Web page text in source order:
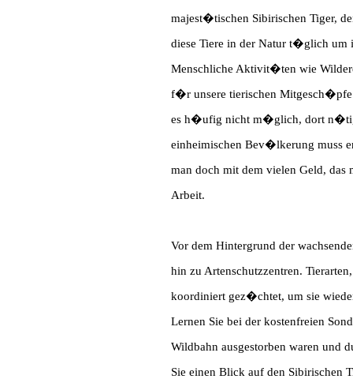
majest�tischen Sibirischen Tiger,
diese Tiere in der Natur t�glich
Menschliche Aktivit�ten wie
f�r unsere tierischen Mitgesch�pfe
es h�ufig nicht m�glich, dort
einheimischen Bev�lkerung muss
man doch mit dem vielen Geld,
Arbeit.
Vor dem Hintergrund der
hin zu Artenschutzzentren.
koordiniert gez�chtet, um sie
Lernen Sie bei der kostenfreien
Wildbahn ausgestorben waren und
Sie einen Blick auf den Sibirischen